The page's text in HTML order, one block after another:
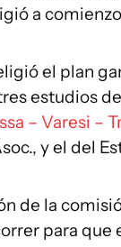
a
el plan
estudios
– Varesi –
y el del
de la
para que